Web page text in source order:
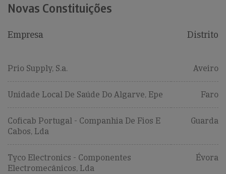
Novas Constituições
Empresa Distrito
Prio Supply, S.a. Aveiro
Unidade Local De Saúde Do Algarve, Epe Faro
Coficab Portugal - Companhia De Fios E
Cabos, Lda
Guarda
Tyco Electronics - Componentes
Electromecânicos, Lda
Évora